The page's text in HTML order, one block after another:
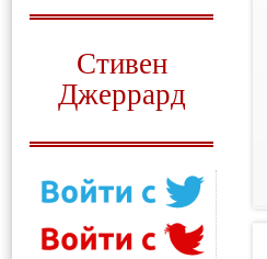
Стивен
Джеррард